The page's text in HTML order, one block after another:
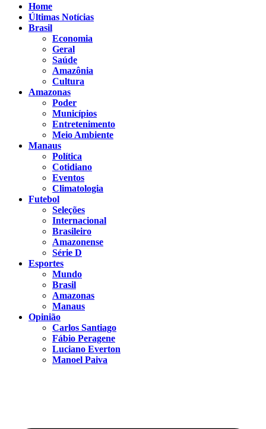
Home
Últimas Notícias
Brasil
Economia
Geral
Saúde
Amazônia
Cultura
Amazonas
Poder
Municípios
Entretenimento
Meio Ambiente
Manaus
Política
Cotidiano
Eventos
Climatologia
Futebol
Seleções
Internacional
Brasileiro
Amazonense
Série D
Esportes
Mundo
Brasil
Amazonas
Manaus
Opinião
Carlos Santiago
Fábio Peragene
Luciano Everton
Manoel Paiva